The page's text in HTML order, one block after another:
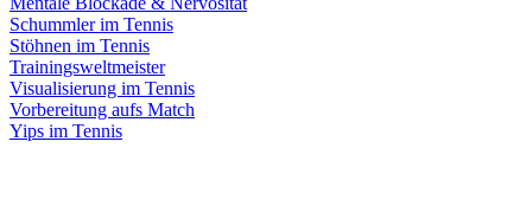
Schummler im Tennis
Stöhnen im Tennis
Trainingsweltmeister
Visualisierung im Tennis
Vorbereitung aufs Match
Yips im Tennis